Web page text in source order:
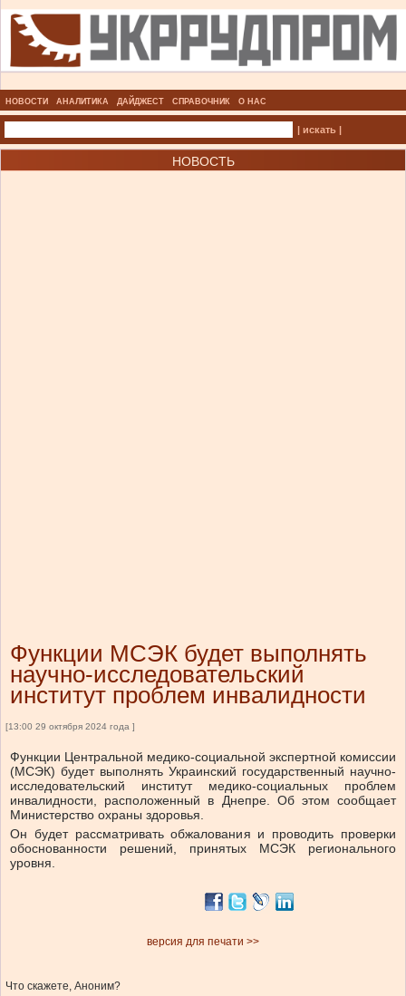
НОВОСТИ АНАЛИТИКА ДАЙДЖЕСТ СПРАВОЧНИК О НАС
| искать |
НОВОСТЬ
Функции МСЭК будет выполнять
научно-исследовательский
институт проблем инвалидности
[13:00 29 октября 2024 года ]
Функции Центральной медико-социальной экспертной комиссии
(МСЭК) будет выполнять Украинский государственный научно-
исследовательский институт медико-социальных проблем
инвалидности, расположенный в Днепре. Об этом сообщает
Министерство охраны здоровья.
Он будет рассматривать обжалования и проводить проверки
обоснованности решений, принятых МСЭК регионального
уровня.
версия для печати >>
Что скажете, Аноним?